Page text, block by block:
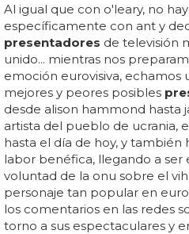
Al igual que con o'leary, no
específicamente con ant y
presentadores de televisión
unido... mientras nos
emoción eurovisiva, echamos
mejores y peores posibles
desde alison hammond hasta
artista del pueblo de ucrania,
hasta el día de hoy, y también
labor benéfica, llegando a ser
voluntad de la onu sobre el
personaje tan popular en
los comentarios en las redes
torno a sus espectaculares y